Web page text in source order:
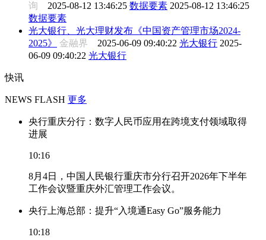
询 2025-08-12 13:46:25 数据要素 2025-08-12 13:46:25
数据要素
光大银行、光大理财发布《中国资产管理市场2024-
2025》
金融界 2025-06-09 09:40:22 光大银行 2025-
06-09 09:40:22 光大银行
快讯
NEWS FLASH 更多
央行重庆分行：数字人民币应用在跨境支付领域取得
进展
10:16
8月4日，中国人民银行重庆市分行召开2026年下半年
工作会议暨重庆外汇管理工作会议。
央行上海总部：提升“入境通Easy Go”服务能力
10:18